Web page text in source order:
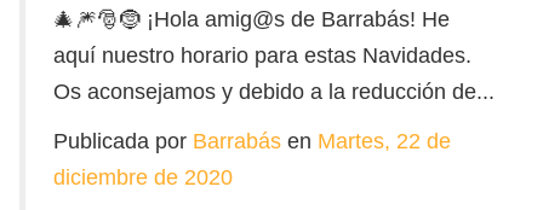
🎄🎆🎅🤶 ¡Hola amig@s de Barrabás! He
aquí nuestro horario para estas Navidades.
Os aconsejamos y debido a la reducción de...
Publicada por Barrabás en Martes, 22 de
diciembre de 2020